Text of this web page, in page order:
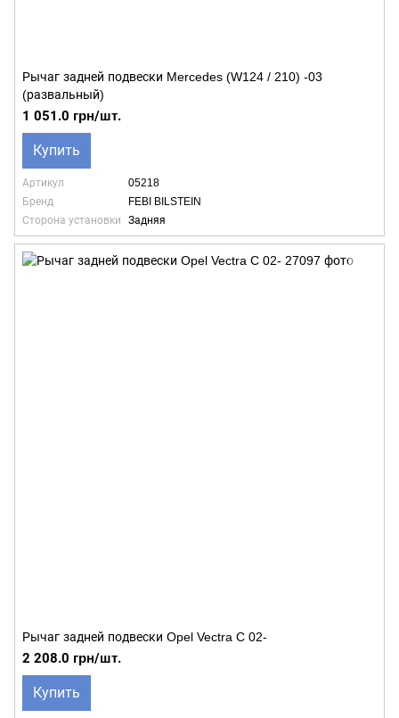
Рычаг задней подвески Mercedes (W124 / 210) -03
(развальный)
1 051.0 грн/шт.
Купить
Артикул
05218
Бренд
FEBI BILSTEIN
Сторона установки
Задняя
Рычаг задней подвески Opel Vectra C 02-
2 208.0 грн/шт.
Купить